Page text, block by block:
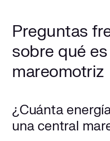
Preguntas
sobre qué
mareomotriz
¿Cuánta
una central